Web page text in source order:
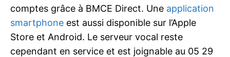
comptes grâce à BMCE Direct. Une application
smartphone est aussi disponible sur l’Apple
Store et Android. Le serveur vocal reste
cependant en service et est joignable au 05 29